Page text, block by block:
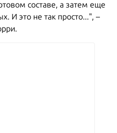
составе, а затем еще
И это не так просто...", –